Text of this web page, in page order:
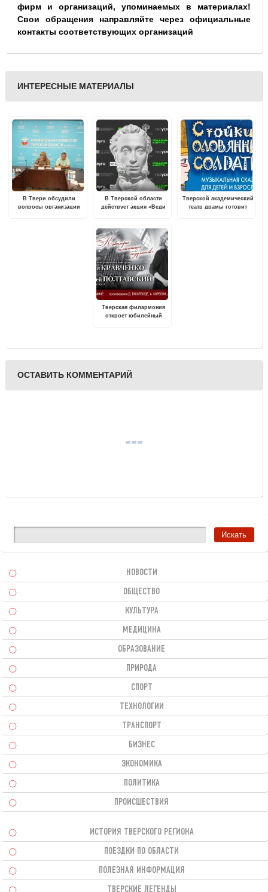
фирм и организаций, упоминаемых в материалах!
Свои обращения направляйте через официальные
контакты соответствующих организаций
ИНТЕРЕСНЫЕ МАТЕРИАЛЫ
В Твери обсудили
вопросы организации
В Тверской области
действует акция «Веди
«Пушкинской карты»
Тверской академический
театр драмы готовит
Тверская филармония
откроет юбилейный
ОСТАВИТЬ КОММЕНТАРИЙ
НОВОСТИ
ОБЩЕСТВО
КУЛЬТУРА
МЕДИЦИНА
ОБРАЗОВАНИЕ
ПРИРОДА
СПОРТ
ТЕХНОЛОГИИ
ТРАНСПОРТ
БИЗНЕС
ЭКОНОМИКА
ПОЛИТИКА
ПРОИСШЕСТВИЯ
ИСТОРИЯ ТВЕРСКОГО РЕГИОНА
ПОЕЗДКИ ПО ОБЛАСТИ
ПОЛЕЗНАЯ ИНФОРМАЦИЯ
ТВЕРСКИЕ ЛЕГЕНДЫ